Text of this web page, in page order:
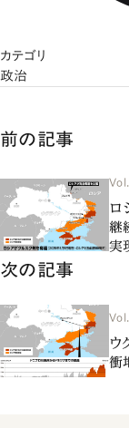
カテゴリ
政治
前の記事
ロ
継
実
次の記事
ウ
衝